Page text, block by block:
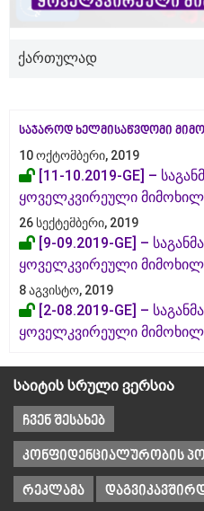
ქართულად
საჯაროდ ხელმისაწვდომი
10 ოქტომბერი, 2019
[11-10.2019-GE] –
ყოველკვირეული
26 სექტემბერი, 2019
[9-09.2019-GE] –
ყოველკვირეული
8 აგვისტო, 2019
[2-08.2019-GE] –
ყოველკვირეული
საიტის სრული ვერსია
ჩვენ შესახებ
კონფიდენციალურობის
რეკლამა